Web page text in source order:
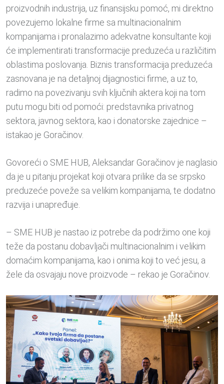
proizvodnih industrija, uz finansijsku pomoć, mi direktno
povezujemo lokalne firme sa multinacionalnim
kompanijama i pronalazimo adekvatne konsultante koji
će implementirati transformacije preduzeća u različitim
oblastima poslovanja. Biznis transformacija preduzeća
zasnovana je na detaljnoj dijagnostici firme, a uz to,
radimo na povezivanju svih ključnih aktera koji na tom
putu mogu biti od pomoći: predstavnika privatnog
sektora, javnog sektora, kao i donatorske zajednice –
istakao je Goračinov.
Govoreći o SME HUB, Aleksandar Goračinov je naglasio
da je u pitanju projekat koji otvara prilike da se srpsko
preduzeće poveže sa velikim kompanijama, te dodatno
razvija i unapređuje.
– SME HUB je nastao iz potrebe da podržimo one koji
teže da postanu dobavljači multinacionalnim i velikim
domaćim kompanijama, kao i onima koji to već jesu, a
žele da osvajaju nove proizvode – rekao je Goračinov.